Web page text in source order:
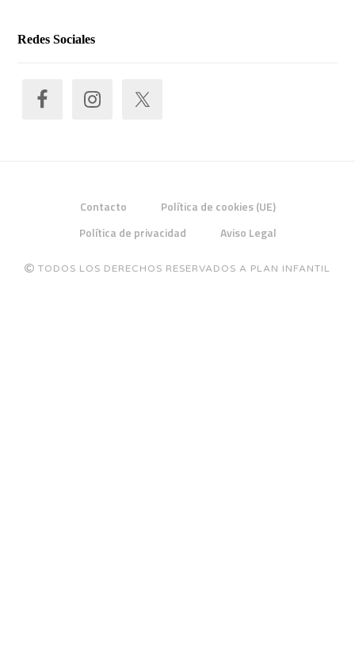
Redes Sociales
Contacto
Política de cookies (UE)
Política de privacidad
Aviso Legal
TODOS LOS DERECHOS RESERVADOS A PLAN INFANTIL